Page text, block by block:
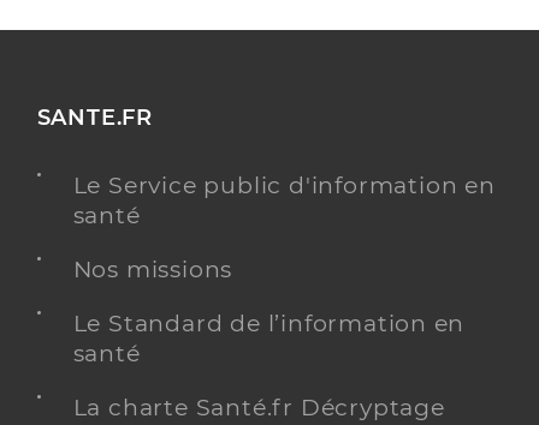
SANTE.FR
Le Service public d'information en
santé
Nos missions
Le Standard de l’information en
santé
La charte Santé.fr Décryptage